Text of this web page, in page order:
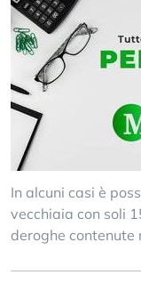
In alcuni casi è
vecchiaia con soli
deroghe contenute